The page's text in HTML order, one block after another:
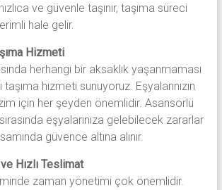
ve güvenle taşınır, taşıma süreci
hale gelir.
Hizmeti
herhangi bir aksaklık yaşanmaması
taşıma hizmeti sunuyoruz. Eşyalarınızın
için her şeyden önemlidir. Asansörlü
sırasında eşyalarınıza gelebilecek zararlar
güvence altına alınır.
Hızlı Teslimat
zaman yönetimi çok önemlidir.